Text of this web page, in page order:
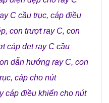
C cầu trục, cáp điều
, con trượt ray C, con
cáp dẹt ray C cầu
dẫn hướng ray C, con
, cáp cho nút
cáp điều khiển cho nút